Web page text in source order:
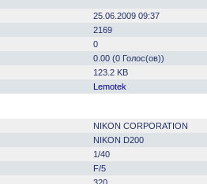
25.06.2009 09:37
2169
0
0.00 (0 Голос(ов))
123.2 KB
Lemotek
NIKON CORPORATION
NIKON D200
1/40
F/5